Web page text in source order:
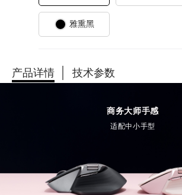
雅熏黑
产品详情 技术参数
商务大师手感
适配中小手型